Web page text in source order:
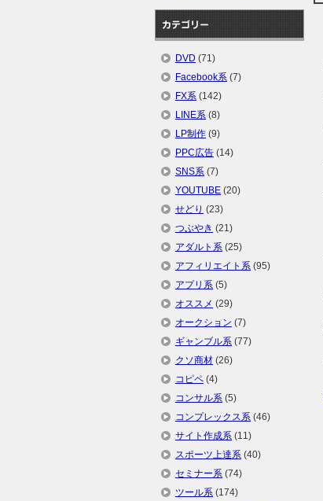
カテゴリー
DVD (71)
Facebook系 (7)
FX系 (142)
LINE系 (8)
LP制作 (9)
PPC広告 (14)
SNS系 (7)
YOUTUBE (20)
せどり (23)
つぶやき (21)
アダルト系 (25)
アフィリエイト系 (95)
アプリ系 (5)
オススメ (29)
オークション (7)
ギャンブル系 (77)
クソ商材 (26)
コピペ (4)
コンサル系 (5)
コンプレックス系 (46)
サイト作成系 (11)
スポーツ上達系 (40)
セミナー系 (74)
ツール系 (174)